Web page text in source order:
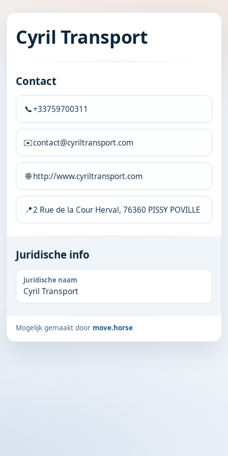
Cyril Transport
Contact
📞+33759700311
✉️contact@cyriltransport.com
🌐 http://www.cyriltransport.com
📍2 Rue de la Cour Herval, 76360 PISSY POVILLE
Juridische info
Juridische naam
Cyril Transport
Mogelijk gemaakt door move.horse